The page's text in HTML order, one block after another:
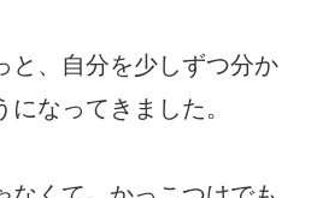
と、自分を少しずつ分か
なってきました。